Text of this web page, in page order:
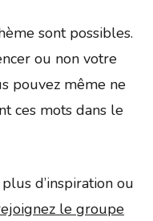
sont possibles.
ou non votre
pouvez même ne
ces mots dans le
d’inspiration ou
le groupe